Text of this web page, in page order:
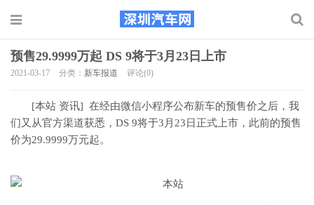
预售29.9999万起 DS 9将于3月23日上市
2021-03-17 分类： 新车报道 评论(0)
[本站 资讯] 在经由微信小程序公布新车的预售价之后，我
们又从官方渠道获悉，DS 9将于3月23日正式上市，此前的预售
价为29.9999万元起。